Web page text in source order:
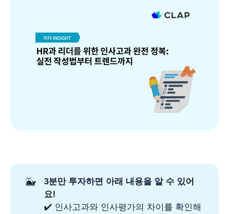
🐳
3분만 투자하면 아래 내용을 알 수 있어
요!
✔️ 인사고과와 인사평가의 차이를 확인해